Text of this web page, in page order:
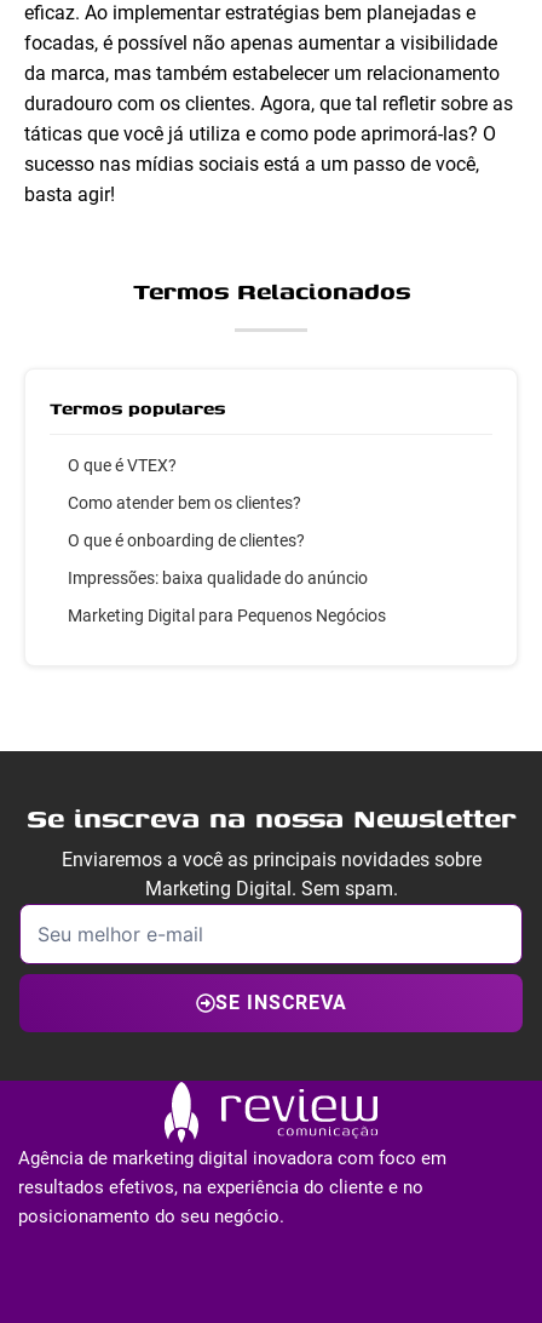
eficaz. Ao implementar estratégias bem planejadas e
focadas, é possível não apenas aumentar a visibilidade
da marca, mas também estabelecer um relacionamento
duradouro com os clientes. Agora, que tal refletir sobre as
táticas que você já utiliza e como pode aprimorá-las? O
sucesso nas mídias sociais está a um passo de você,
basta agir!
Termos Relacionados
Termos populares
O que é VTEX?
Como atender bem os clientes?
O que é onboarding de clientes?
Impressões: baixa qualidade do anúncio
Marketing Digital para Pequenos Negócios
Se inscreva na nossa Newsletter
Enviaremos a você as principais novidades sobre
Marketing Digital. Sem spam.
SE INSCREVA
Agência de marketing digital inovadora com foco em
resultados efetivos, na experiência do cliente e no
posicionamento do seu negócio.